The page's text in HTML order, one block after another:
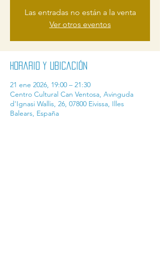
Las entradas no están a la venta
Ver otros eventos
Horario y ubicación
21 ene 2026, 19:00 – 21:30
Centro Cultural Can Ventosa, Avinguda
d'Ignasi Wallis, 26, 07800 Eivissa, Illes
Balears, España